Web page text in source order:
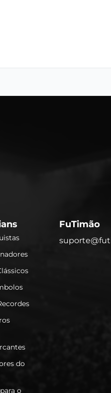
do
o
FuTimão